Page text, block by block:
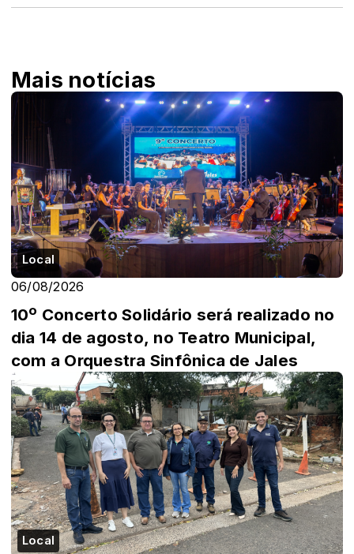
Mais notícias
Local
06/08/2026
10º Concerto Solidário será realizado no
dia 14 de agosto, no Teatro Municipal,
com a Orquestra Sinfônica de Jales
Local